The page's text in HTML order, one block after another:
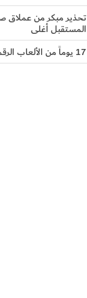
تحذير مبكر من عملاق
المستقبل أغلى
17 يوماً من الألعاب الرقمية في دبي